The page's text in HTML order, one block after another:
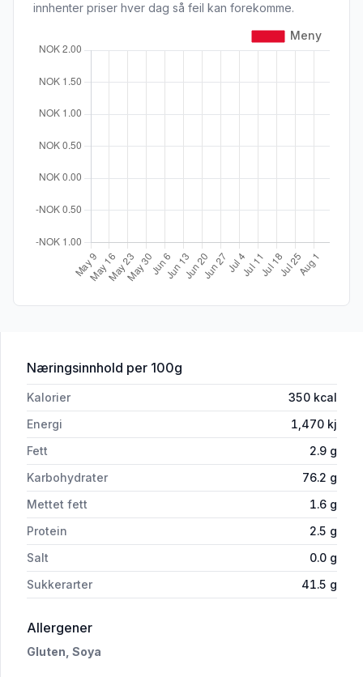
innhenter priser hver dag så feil kan forekomme.
Næringsinnhold for 'Licorice Log Mixed Berry 40g'
per 100g
Kalorier 350 kcal
Energi
1,470 kj
Fett
2.9 g
Karbohydrater
76.2 g
Mettet fett
1.6 g
Protein
2.5 g
Salt
0.0 g
Sukkerarter
41.5 g
Allergeneri 'Licorice Log Mixed Berry 40g'
Gluten, Soya